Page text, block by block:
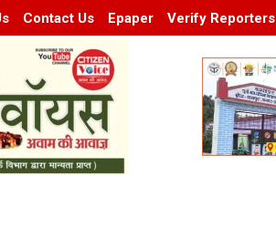
Contact Us Epaper Verify Reporters